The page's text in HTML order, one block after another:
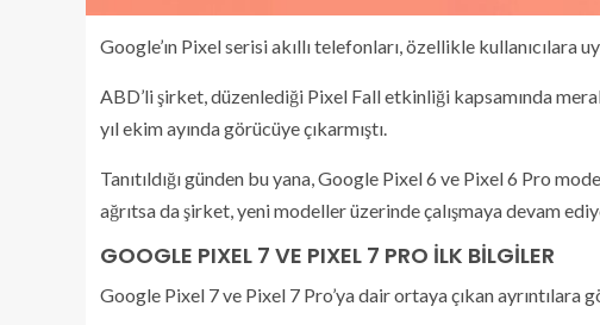
Google’ın Pixel serisi akıllı telefonları, özellikle kullanıcılara
ABD’li şirket, düzenlediği Pixel Fall etkinliği kapsamında
yıl ekim ayında görücüye çıkarmıştı.
Tanıtıldığı günden bu yana, Google Pixel 6 ve Pixel 6 Pro
ağrıtsa da şirket, yeni modeller üzerinde çalışmaya devam
GOOGLE PIXEL 7 VE PIXEL 7 PRO İLK BİLGİLER
Google Pixel 7 ve Pixel 7 Pro’ya dair ortaya çıkan